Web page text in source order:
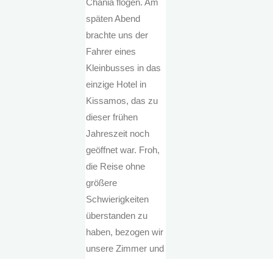
Chania flogen. Am
späten Abend
brachte uns der
Fahrer eines
Kleinbusses in das
einzige Hotel in
Kissamos, das zu
dieser frühen
Jahreszeit noch
geöffnet war. Froh,
die Reise ohne
größere
Schwierigkeiten
überstanden zu
haben, bezogen wir
unsere Zimmer und